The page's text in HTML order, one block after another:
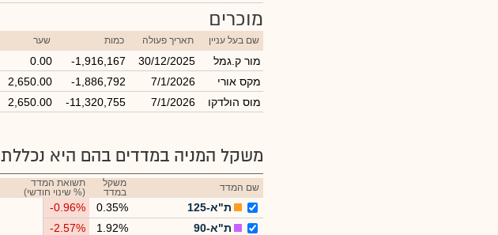
מוכרים
שם בעל עניין תאריך פעולה כמות שער
מור ק.גמל 30/12/2025
-1,916,167
0.00
מקס אורי
7/1/2026
-1,886,792
2,650.00
מוס הולדקו
7/1/2026
-11,320,755
2,650.00
משקל המניה במדדים בהם היא נכללת
שם המדד
משקל
במדד
תשואת המדד
(% שינוי חודשי)
ת"א-125 0.35%
-0.96%
ת"א-90
1.92%
-2.57%